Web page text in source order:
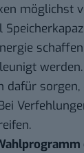
möglichst
dafür sorgen,